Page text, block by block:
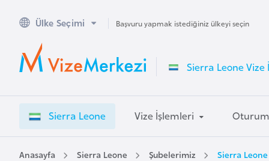
Ülke Seçimi Başvuru yapmak istediğiniz ülkeyi seçin
Sierra Leone Vize
Sierra Leone Vize İşlemleri Oturum
Anasayfa Sierra Leone Şubelerimiz Sierra
A
u
s
a
l